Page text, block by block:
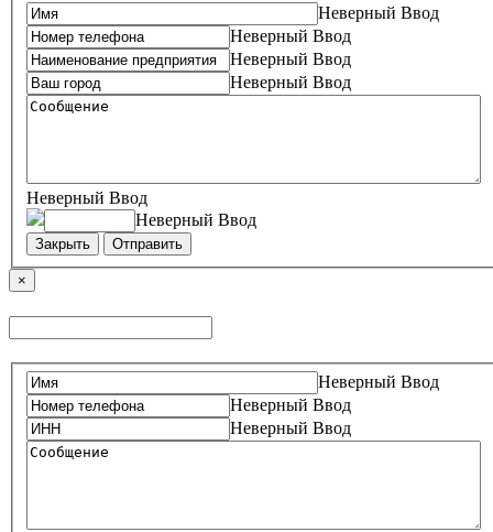
Неверный Ввод
Неверный Ввод
Неверный Ввод
Неверный Ввод
Неверный Ввод
Неверный Ввод
Закрыть Отправить
×
Неверный Ввод
Неверный Ввод
Неверный Ввод